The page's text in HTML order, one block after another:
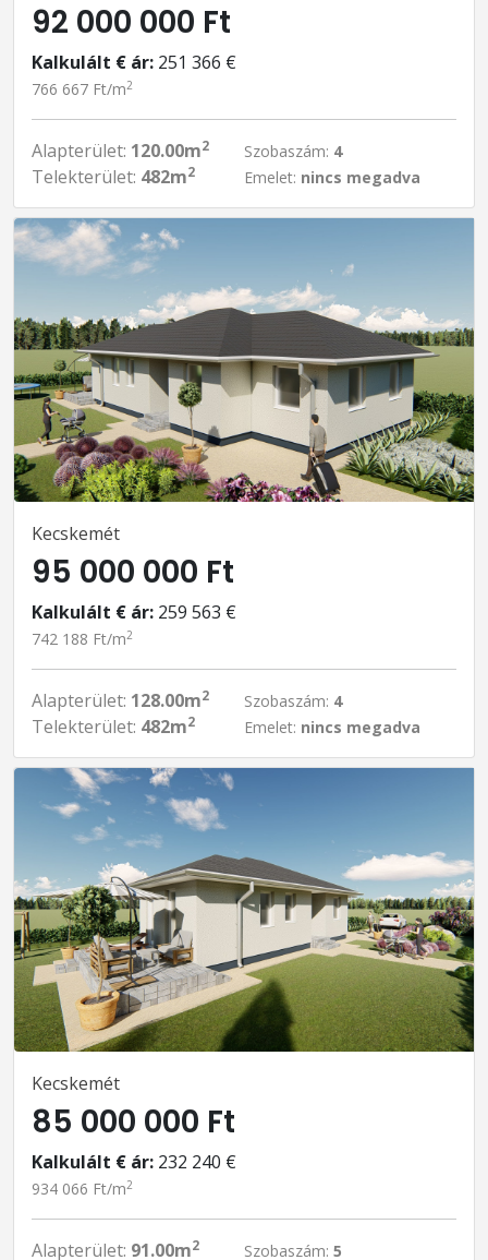
92 000 000 Ft
Kalkulált € ár: 251 366 €
766 667 Ft/m2
Alapterület: 120.00m2
Telekterület: 482m2
Szobaszám: 4
Emelet: nincs megadva
Kecskemét
95 000 000 Ft
Kalkulált € ár: 259 563 €
742 188 Ft/m2
Alapterület: 128.00m2
Telekterület: 482m2
Szobaszám: 4
Emelet: nincs megadva
Kecskemét
85 000 000 Ft
Kalkulált € ár: 232 240 €
934 066 Ft/m2
Alapterület: 91.00m2 Szobaszám: 5